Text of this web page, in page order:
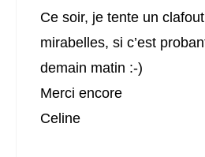
Ce soir, je tente un
mirabelles, si c’est
demain matin :-)
Merci encore
Celine